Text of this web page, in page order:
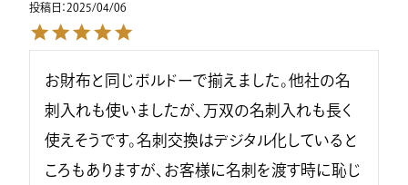
投稿日 2025/04/06
お財布と同じボルドーで揃えました。他社の名
刺入れも使いましたが、万双の名刺入れも長く
使えそうです。名刺交換はデジタル化していると
ころもありますが、お客様に名刺を渡す時に恥じ